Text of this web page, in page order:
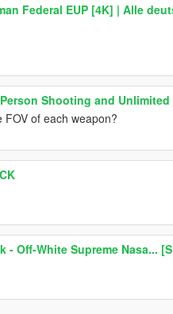
Federal EUP [4K] | Alle
Shooting and
of each weapon?
- Off-White Supreme Nasa...